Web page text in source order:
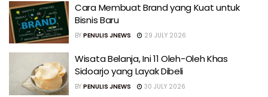
Cara Membuat Brand yang Kuat untuk
Bisnis Baru
BY PENULIS JNEWS 29 JULY 2026
Wisata Belanja, Ini 11 Oleh-Oleh Khas
Sidoarjo yang Layak Dibeli
BY PENULIS JNEWS 30 JULY 2026